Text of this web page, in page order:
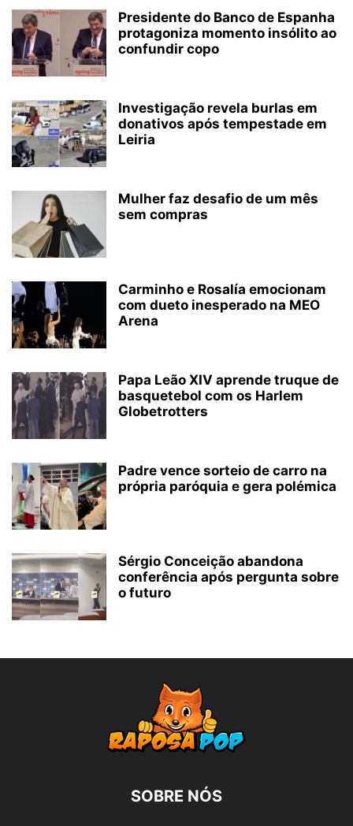
Presidente do Banco de Espanha
protagoniza momento insólito ao
confundir copo
Investigação revela burlas em
donativos após tempestade em
Leiria
Mulher faz desafio de um mês
sem compras
Carminho e Rosalía emocionam
com dueto inesperado na MEO
Arena
Papa Leão XIV aprende truque de
basquetebol com os Harlem
Globetrotters
Padre vence sorteio de carro na
própria paróquia e gera polémica
Sérgio Conceição abandona
conferência após pergunta sobre
o futuro
SOBRE NÓS